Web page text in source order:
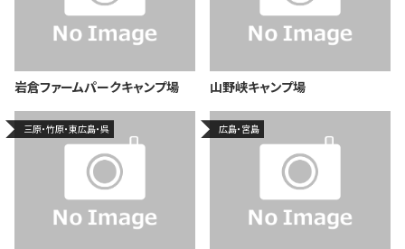
岩倉ファームパークキャンプ場 山野峡キャンプ場
三原・竹原・東広島・呉 広島・宮島